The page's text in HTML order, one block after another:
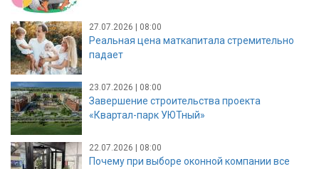
27.07.2026 | 08:00
Реальная цена маткапитала стремительно
падает
23.07.2026 | 08:00
Завершение строительства проекта
«Квартал-парк УЮТный»
22.07.2026 | 08:00
Почему при выборе оконной компании все